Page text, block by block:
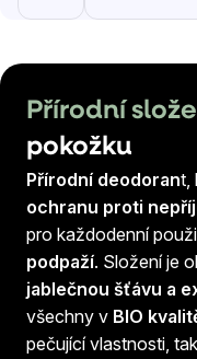
Přírodní
pokožku
Přírodní deodorant,
ochranu proti
pro každodenní
podpaží. Složení je
jablečnou šťávu a
všechny v BIO
pečující vlastnosti,